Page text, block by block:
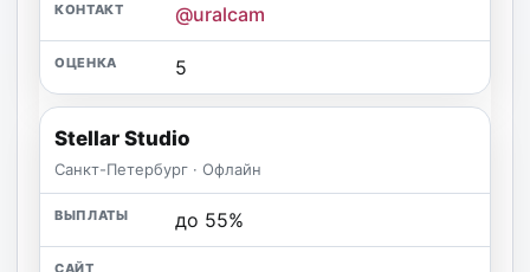
@uralcam
5
Stellar Studio
Санкт-Петербург · Офлайн
до 55%